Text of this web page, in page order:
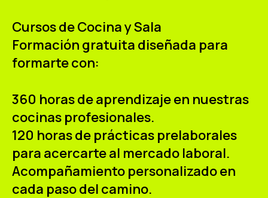
Cursos de Cocina y Sala
Formación gratuita diseñada para
formarte con:
360 horas de aprendizaje en nuestras
cocinas profesionales.
120 horas de prácticas prelaborales
para acercarte al mercado laboral.
Acompañamiento personalizado en
cada paso del camino.